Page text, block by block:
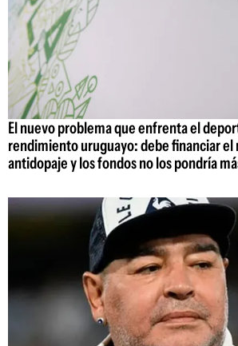
El nuevo problema que enfrenta el
rendimiento uruguayo: debe financiar el
antidopaje y los fondos no los pondría